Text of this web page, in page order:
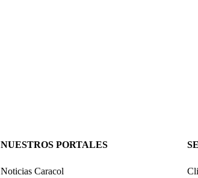
NUESTROS PORTALES
Noticias Caracol